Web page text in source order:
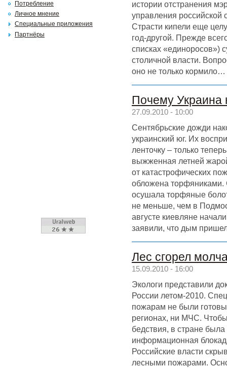
истории отстранения
управления российской
Страсти кипели еще
год-другой. Прежде
списках «единоросов»)
столичной власти.
оно не только кормило…
Почему Украина
27.09.2010 - 10:00
Сентябрьские дожди
украинский юг. Их
ленточку – только
выжженная летней
от катастрофических
обложена торфяниками.
осушала торфяные
не меньше, чем в
августе киевляне
заявили, что дым
Лес сгорел
15.09.2010 - 16:00
Экологи представили
России летом-2010.
пожарам не были
регионах, ни МЧС.
бедствия, в стране была
информационная
Российские власти
лесными пожарами.
Потребление
Личное мнение
Специальные приложения
Партнёры